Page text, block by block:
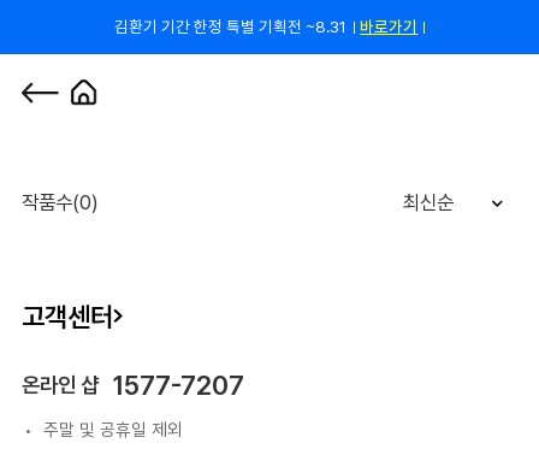
김환기 기간 한정 특별 기획전 ~8.31 바로가기
쿠폰 줄게, 친구 하자! 카카오톡 친구 추가하고 할인 쿠폰 받자!
작품수(0) 최신순
고객센터
온라인 샵 1577-7207
주말 및 공휴일 제외